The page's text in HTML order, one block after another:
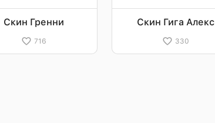
Скин Гренни
716
Скин Гига Алекс
330